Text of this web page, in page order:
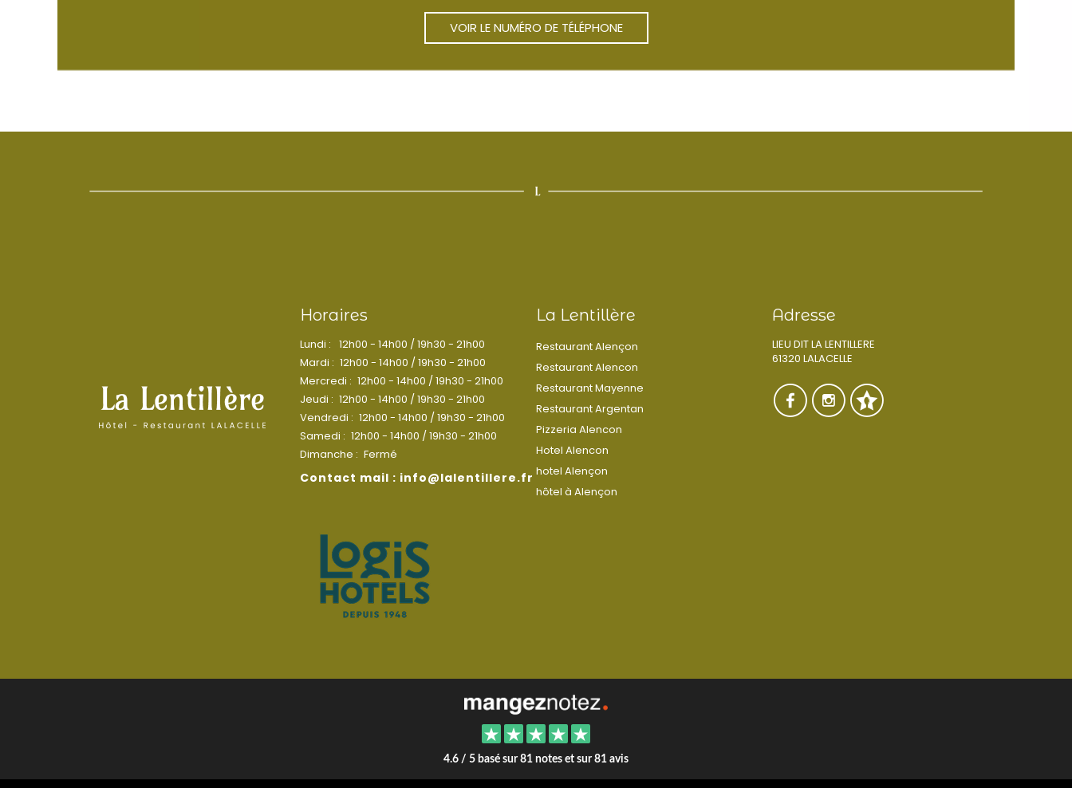
VOIR LE NUMÉRO DE TÉLÉPHONE
Horaires
Lundi : 12h00 - 14h00 / 19h30 - 21h00
Mardi : 12h00 - 14h00 / 19h30 - 21h00
Mercredi : 12h00 - 14h00 / 19h30 - 21h00
Jeudi : 12h00 - 14h00 / 19h30 - 21h00
Vendredi : 12h00 - 14h00 / 19h30 - 21h00
Samedi : 12h00 - 14h00 / 19h30 - 21h00
Dimanche : Fermé
Contact mail : info@lalentillere.fr
La Lentillère
Restaurant Alençon
Restaurant Alencon
Restaurant Mayenne
Restaurant Argentan
Pizzeria Alencon
Hotel Alencon
hotel Alençon
hôtel à Alençon
Adresse
LIEU DIT LA LENTILLERE
61320 LALACELLE
4.6 / 5 basé sur 81 notes et sur 81 avis